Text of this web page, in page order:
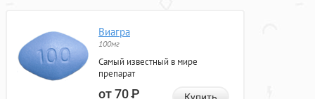
Виагра
100мг
Самый известный в мире
препарат
от 70Р